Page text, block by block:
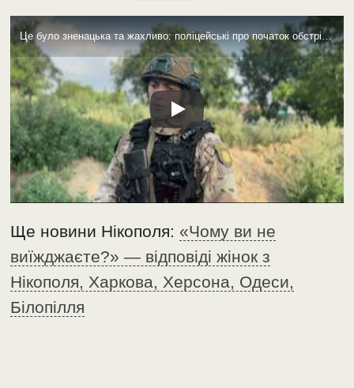
Це було зненацька та жахливо: поліцейські про початок обстрілів Нікопольщини 2 роки тому
Ще новини Нікополя:«Чому ви не
виїжджаєте?» — відповіді жінок з
Нікополя, Харкова, Херсона, Одеси,
Білопілля